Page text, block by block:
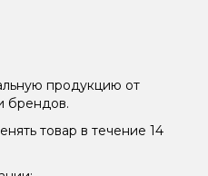
продукцию от
брендов.
товар в течение 14